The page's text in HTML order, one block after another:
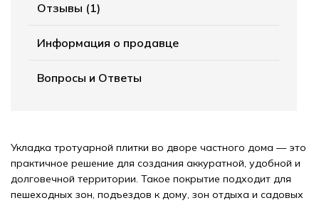
Отзывы (1)
Информация о продавце
Вопросы и Ответы
Укладка тротуарной плитки во дворе частного дома — это
практичное решение для создания аккуратной, удобной и
долговечной территории. Такое покрытие подходит для
пешеходных зон, подъездов к дому, зон отдыха и садовых